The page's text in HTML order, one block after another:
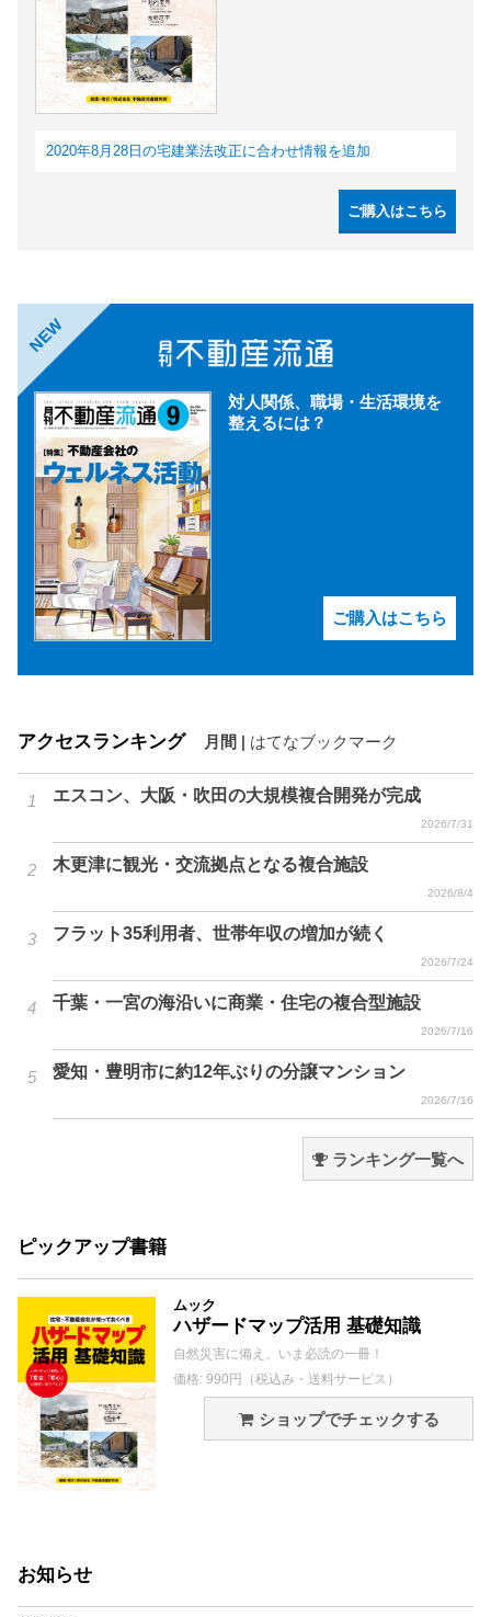
2020年8月28日の宅建業法改正に合わせ情報を追加
ご購入はこちら
NEW
対人関係、職場・生活環境を
整えるには？
ご購入はこちら
アクセスランキング 月間 はてなブックマーク
エスコン、大阪・吹田の大規模複合開発が完成
2026/7/31
木更津に観光・交流拠点となる複合施設
2026/8/4
フラット35利用者、世帯年収の増加が続く
2026/7/24
千葉・一宮の海沿いに商業・住宅の複合型施設
2026/7/16
愛知・豊明市に約12年ぶりの分譲マンション
2026/7/16
ランキング一覧へ
ピックアップ書籍
ムック
ハザードマップ活用 基礎知識
自然災害に備え、いま必読の一冊！
価格: 990円（税込み・送料サービス）
ショップでチェックする
お知らせ